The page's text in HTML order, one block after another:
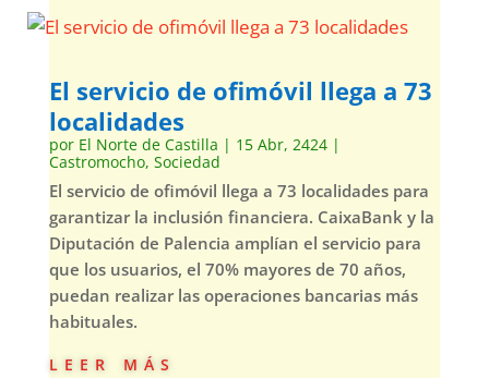
El servicio de ofimóvil llega a 73
localidades
por El Norte de Castilla | 15 Abr, 2424|
Castromocho, Sociedad
El servicio de ofimóvil llega a 73 localidades para
garantizar la inclusión financiera. CaixaBank y la
Diputación de Palencia amplían el servicio para
que los usuarios, el 70% mayores de 70 años,
puedan realizar las operaciones bancarias más
habituales.
leer más